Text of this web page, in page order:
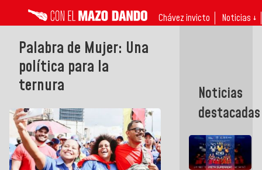
Chávez invicto Noticias ↓
Palabra de Mujer: Una
política para la
ternura
Noticias
destacadas